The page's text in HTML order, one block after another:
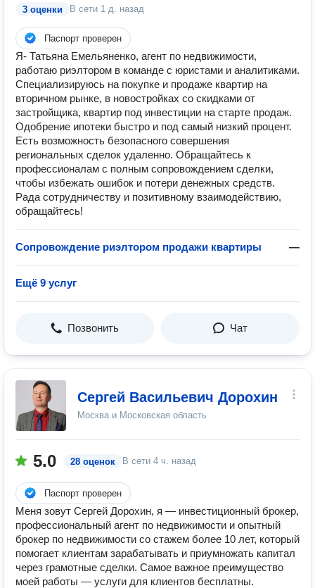
3 оценки В сети 1 д. назад
Паспорт проверен
Я- Татьяна Емельяненко, агент по недвижимости,
работаю риэлтором в команде с юристами и аналитиками.
Специализируюсь на покупке и продаже квартир на
вторичном рынке, в новостройках со скидками от
застройщика, квартир под инвестиции на старте продаж.
Одобрение ипотеки быстро и под самый низкий процент.
Есть возможность безопасного совершения
региональных сделок удаленно. Обращайтесь к
профессионалам с полным сопровождением сделки,
чтобы избежать ошибок и потери денежных средств.
Рада сотрудничеству и позитивному взаимодействию,
обращайтесь!
Сопровождение риэлтором продажи квартиры —
Ещё 9 услуг
Позвонить Чат
Сергей Васильевич Дорохин
Москва и Московская область
5.0 28 оценок В сети 4 ч. назад
Паспорт проверен
Меня зовут Сергей Дорохин, я — инвестиционный брокер,
профессиональный агент по недвижимости и опытный
брокер по недвижимости со стажем более 10 лет, который
помогает клиентам зарабатывать и приумножать капитал
через грамотные сделки. Самое важное преимущество
моей работы — услуги для клиентов бесплатны.